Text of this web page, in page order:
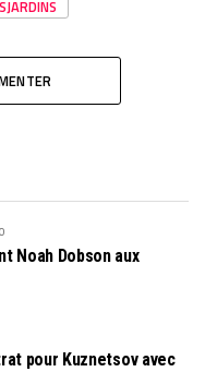
Noah Dobson aux
pour Kuznetsov avec